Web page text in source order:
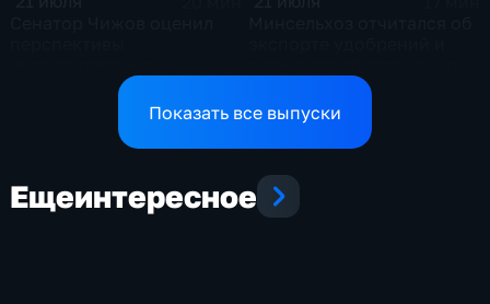
конфликтов на Ближнем
Востоке и диалог с
аграриев топливом
Показать все выпуски
Ещеинтересное